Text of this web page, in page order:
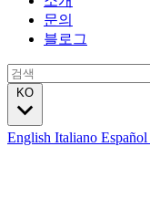
문의
블로그
English Italiano Español